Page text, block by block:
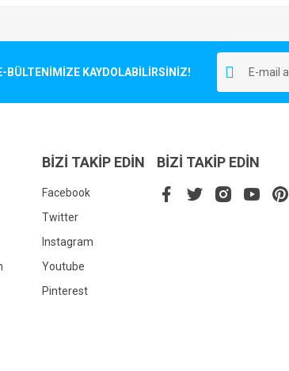
BÜLTENİMİZE KAYDOLABİLİRSİNİZ!
BİZİ TAKİP EDİN
Facebook
Twitter
Instagram
Youtube
Pinterest
BİZİ TAKİP EDİN